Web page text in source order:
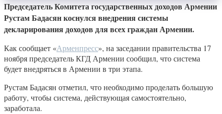
Председатель Комитета государственных доходов Армении
Рустам Бадасян коснулся внедрения системы
декларирования доходов для всех граждан Армении.
Как сообщает «Арменпресс», на заседании правительства 17
ноября председатель КГД Армении сообщил, что система
будет внедряться в Армении в три этапа.
Рустам Бадасян отметил, что необходимо проделать большую
работу, чтобы система, действующая самостоятельно,
заработала.